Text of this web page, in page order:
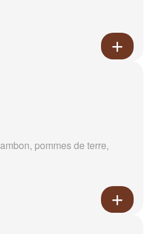
pommes de terre,